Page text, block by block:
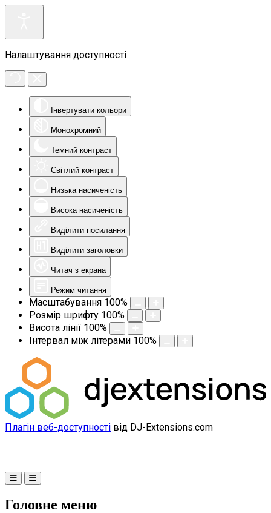
Налаштування доступності
Інвертувати кольори
Монохромний
Темний контраст
Світлий контраст
Низька насиченість
Висока насиченість
Виділити посилання
Виділити заголовки
Читач з екрана
Режим читання
Масштабування 100%
Розмір шрифту 100%
Висота лінії 100%
Інтервал між літерами 100%
Плагін веб-доступності від DJ-Extensions.com
Головне меню